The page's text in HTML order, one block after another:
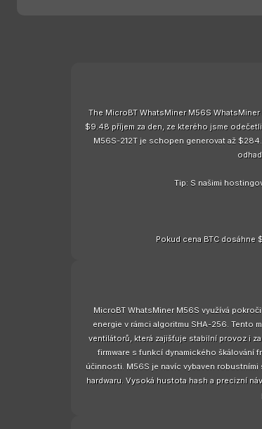
The MicroBT WhatsMiner M56S
$9.48 příjem za den, ze kterého jsme
M56S-212T je schopen generovat až
Tip: S našimi
Pokud cena BTC
MicroBT WhatsMiner M56S využívá
energie v rámci algoritmu SHA-256.
ventilátorů, která zajišťuje stabilní provoz i
firmware s funkcí dynamického škálování
účinnosti. M56S je navíc vybaven
hardwaru. Vysoká hustota hash a precizní